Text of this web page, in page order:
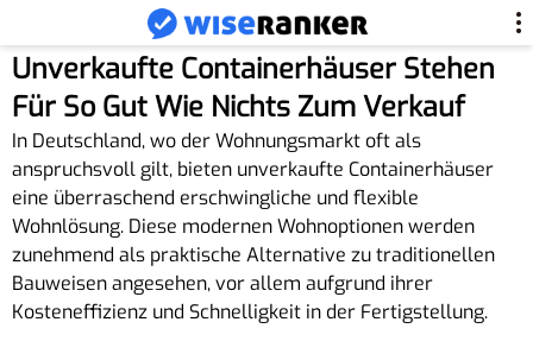
Unverkaufte Containerhäuser Stehen
Für So Gut Wie Nichts Zum Verkauf
In Deutschland, wo der Wohnungsmarkt oft als
anspruchsvoll gilt, bieten unverkaufte Containerhäuser
eine überraschend erschwingliche und flexible
Wohnlösung. Diese modernen Wohnoptionen werden
zunehmend als praktische Alternative zu traditionellen
Bauweisen angesehen, vor allem aufgrund ihrer
Kosteneffizienz und Schnelligkeit in der Fertigstellung.